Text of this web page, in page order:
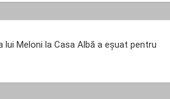
lui Meloni la Casa Albă a eșuat pentru